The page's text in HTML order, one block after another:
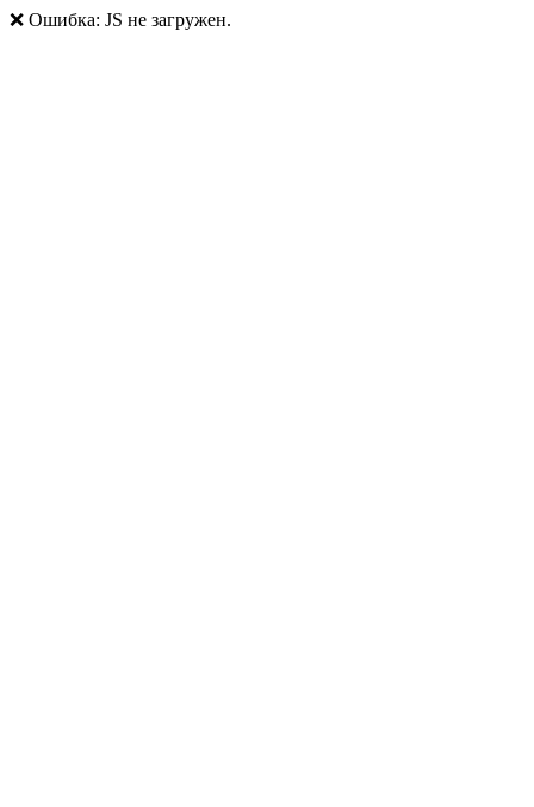
❌ Ошибка: JS не загружен.